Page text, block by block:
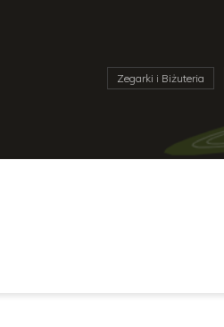
Zegarki i Biżuteria